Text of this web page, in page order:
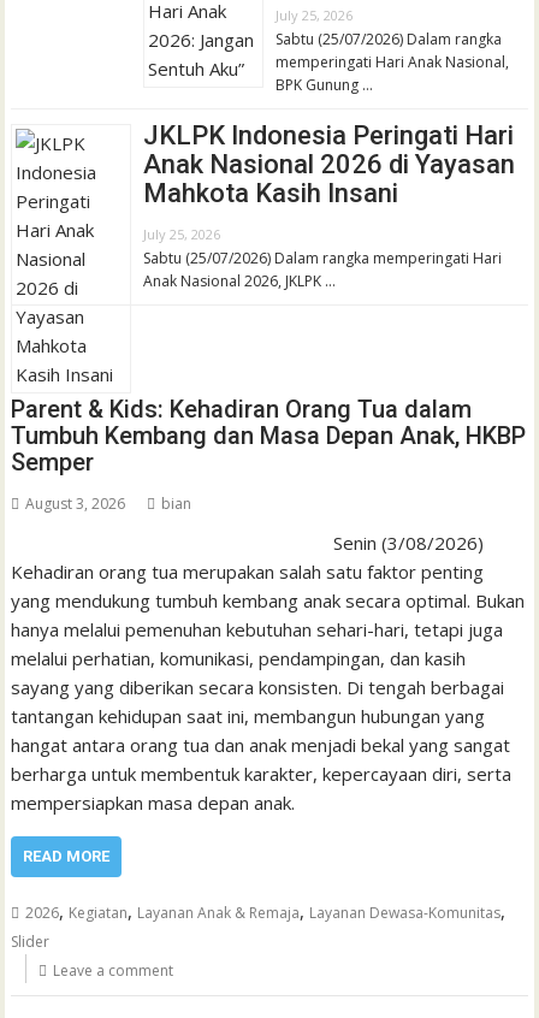
July 25, 2026
Sabtu (25/07/2026) Dalam rangka
memperingati Hari Anak Nasional,
BPK Gunung …
JKLPK Indonesia Peringati Hari
Anak Nasional 2026 di Yayasan
Mahkota Kasih Insani
July 25, 2026
Sabtu (25/07/2026) Dalam rangka memperingati Hari
Anak Nasional 2026, JKLPK …
Parent & Kids: Kehadiran Orang Tua dalam
Tumbuh Kembang dan Masa Depan Anak, HKBP
Semper
August 3, 2026 bian
Senin (3/08/2026)
Kehadiran orang tua merupakan salah satu faktor penting
yang mendukung tumbuh kembang anak secara optimal. Bukan
hanya melalui pemenuhan kebutuhan sehari-hari, tetapi juga
melalui perhatian, komunikasi, pendampingan, dan kasih
sayang yang diberikan secara konsisten. Di tengah berbagai
tantangan kehidupan saat ini, membangun hubungan yang
hangat antara orang tua dan anak menjadi bekal yang sangat
berharga untuk membentuk karakter, kepercayaan diri, serta
mempersiapkan masa depan anak.
READ MORE
2026, Kegiatan, Layanan Anak & Remaja, Layanan Dewasa-Komunitas,
Slider
Leave a comment